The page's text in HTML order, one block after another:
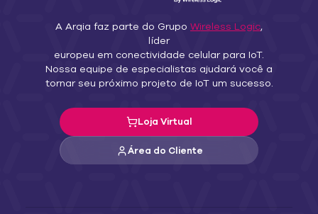
A Arqia faz parte do Grupo Wireless Logic,
líder
europeu em conectividade celular para IoT.
Nossa equipe de especialistas ajudará você a
tornar seu próximo projeto de IoT um sucesso.
Loja Virtual
Área do Cliente